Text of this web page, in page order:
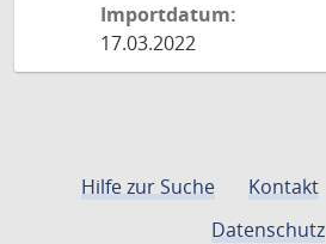
Importdatum:
17.03.2022
Hilfe zur Suche Kontakt
Datenschutz